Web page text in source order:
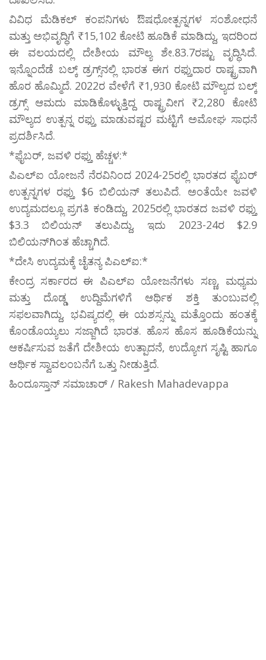
ವಿವಿಧ ಮೆಡಿಕಲ್‌ ಕಂಪನಿಗಳು ಔಷಧೋತ್ಪನ್ನಗಳ ಸಂಶೋಧನೆ
ಮತ್ತು ಅಭಿವೃದ್ಧಿಗೆ ₹15,102 ಕೋಟಿ ಹೂಡಿಕೆ ಮಾಡಿದ್ದು, ಇದರಿಂದ
ಈ ವಲಯದಲ್ಲಿ ದೇಶೀಯ ಮೌಲ್ಯ ಶೇ.83.7ರಷ್ಟು ವೃದ್ಧಿಸಿದೆ.
ಇನ್ನೊಂದೆಡೆ ಬಲ್ಕ್‌ ಡ್ರಗ್ಸ್‌ನಲ್ಲಿ ಭಾರತ ಈಗ ರಫ್ತುದಾರ ರಾಷ್ಟ್ರವಾಗಿ
ಹೊರ ಹೊಮ್ಮಿದೆ. 2022ರ ವೇಳೆಗೆ ₹1,930 ಕೋಟಿ ಮೌಲ್ಯದ ಬಲ್ಕ್‌
ಡ್ರಗ್ಸ್‌ ಆಮದು ಮಾಡಿಕೊಳ್ಳುತ್ತಿದ್ದ ರಾಷ್ಟ್ರವೀಗ ₹2,280 ಕೋಟಿ
ಮೌಲ್ಯದ ಉತ್ಪನ್ನ ರಫ್ತು ಮಾಡುವಷ್ಟರ ಮಟ್ಟಿಗೆ ಅಮೋಘ ಸಾಧನೆ
ಪ್ರದರ್ಶಿಸಿದೆ.
*ಫೈಬರ್, ಜವಳಿ ರಫ್ತು ಹೆಚ್ಚಳ:*
ಪಿಎಲ್‌ಐ ಯೋಜನೆ ನೆರವಿನಿಂದ 2024-25ರಲ್ಲಿ ಭಾರತದ ಫೈಬರ್‌
ಉತ್ಪನ್ನಗಳ ರಫ್ತು $6 ಬಿಲಿಯನ್‌ ತಲುಪಿದೆ. ಅಂತೆಯೇ ಜವಳಿ
ಉದ್ಯಮದಲ್ಲೂ ಪ್ರಗತಿ ಕಂಡಿದ್ದು, 2025ರಲ್ಲಿ ಭಾರತದ ಜವಳಿ ರಫ್ತು
$3.3 ಬಿಲಿಯನ್‌ ತಲುಪಿದ್ದು, ಇದು 2023-24ರ $2.9
ಬಿಲಿಯನ್‌ಗಿಂತ ಹೆಚ್ಚಾಗಿದೆ.
*ದೇಸಿ ಉದ್ಯಮಕ್ಕೆ ಚೈತನ್ಯ ಪಿಎಲ್‌ಐ:*
ಕೇಂದ್ರ ಸರ್ಕಾರದ ಈ ಪಿಎಲ್‌ಐ ಯೋಜನೆಗಳು ಸಣ್ಣ, ಮಧ್ಯಮ
ಮತ್ತು ದೊಡ್ಡ ಉದ್ದಿಮೆಗಳಿಗೆ ಆರ್ಥಿಕ ಶಕ್ತಿ ತುಂಬುವಲ್ಲಿ
ಸಫಲವಾಗಿದ್ದು, ಭವಿಷ್ಯದಲ್ಲಿ ಈ ಯಶಸ್ಸನ್ನು ಮತ್ತೊಂದು ಹಂತಕ್ಕೆ
ಕೊಂಡೊಯ್ಯಲು ಸಜ್ಜಾಗಿದೆ ಭಾರತ. ಹೊಸ ಹೊಸ ಹೂಡಿಕೆಯನ್ನು
ಆಕರ್ಷಿಸುವ ಜತೆಗೆ ದೇಶೀಯ ಉತ್ಪಾದನೆ, ಉದ್ಯೋಗ ಸೃಷ್ಟಿ ಹಾಗೂ
ಆರ್ಥಿಕ ಸ್ವಾವಲಂಬನೆಗೆ ಒತ್ತು ನೀಡುತ್ತಿದೆ.
ಹಿಂದೂಸ್ತಾನ್ ಸಮಾಚಾರ್ / Rakesh Mahadevappa